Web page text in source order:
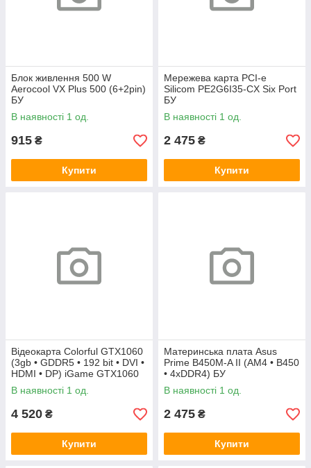
Блок живлення 500 W
Aerocool VX Plus 500 (6+2pin)
БУ
В наявності 1 од.
915 ₴
Купити
Мережева карта PCI-e
Silicom PE2G6I35-CX Six Port
БУ
В наявності 1 од.
2 475 ₴
Купити
Відеокарта Colorful GTX1060
(3gb • GDDR5 • 192 bit • DVI •
HDMI • DP) iGame GTX1060
Vulcan U 3G БУ
В наявності 1 од.
4 520 ₴
Купити
Материнська плата Asus
Prime B450M-A II (AM4 • B450
• 4xDDR4) БУ
В наявності 1 од.
2 475 ₴
Купити